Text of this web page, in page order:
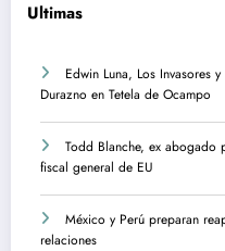
Ultimas
Edwin Luna, Los Invasores
Durazno en Tetela de Ocampo
Todd Blanche, ex abogado
fiscal general de EU
México y Perú preparan
relaciones